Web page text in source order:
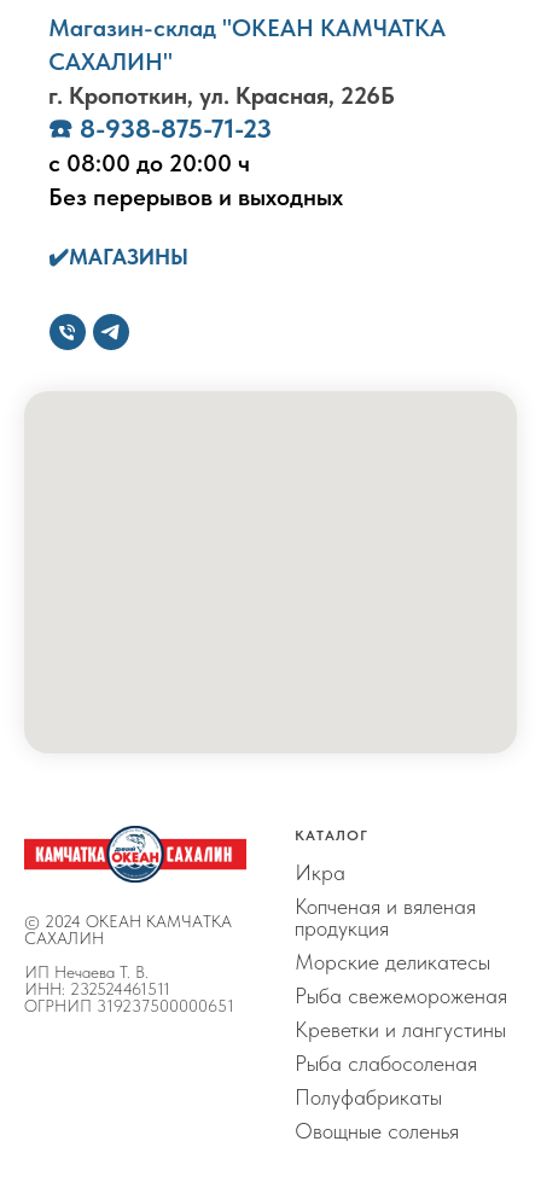
Магазин-склад "ОКЕАН КАМЧАТКА
САХАЛИН"
г. Кропоткин, ул. Красная, 226Б
☎️ 8-938-875-71-23
с 08:00 до 20:00 ч
Без перерывов и выходных
✔️МАГАЗИНЫ
© 2024 ОКЕАН КАМЧАТКА
САХАЛИН
ИП Нечаева Т. В.
ИНН: 232524461511
ОГРНИП 319237500000651
КАТАЛОГ
Икра
Копченая и вяленая
продукция
Морские деликатесы
Рыба свежемороженая
Креветки и лангустины
Рыба слабосоленая
Полуфабрикаты
Овощные соленья